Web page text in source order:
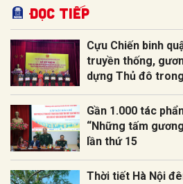
Đọc tiếp
Cựu Chiến binh
truyền thống,
dựng Thủ đô
Gần 1.000 tác
“Những tấm
lần thứ 15
Thời tiết Hà Nội